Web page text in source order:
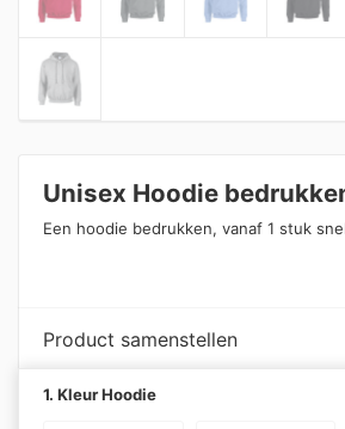
Unisex Hoodie
Een hoodie bedrukken, vanaf 1 stuk
Product samenstellen
1. Kleur Hoodie